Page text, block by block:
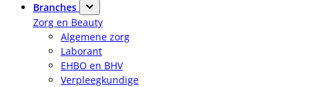
Branches
Zorg en Beauty
Algemene zorg
Laborant
EHBO en BHV
Verpleegkundige